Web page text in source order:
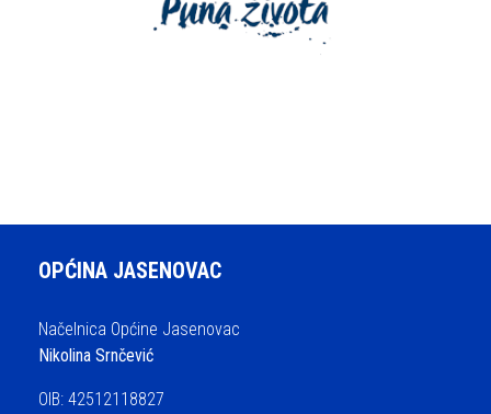
OPĆINA JASENOVAC
Načelnica Općine Jasenovac
Nikolina Srnčević
OIB: 42512118827